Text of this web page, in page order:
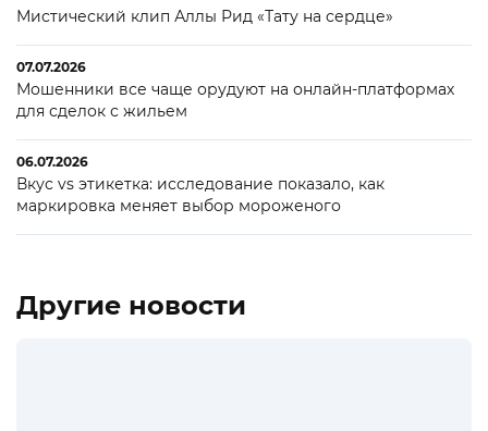
Мистический клип Аллы Рид «Тату на сердце»
07.07.2026
Мошенники все чаще орудуют на онлайн-платформах
для сделок с жильем
06.07.2026
Вкус vs этикетка: исследование показало, как
маркировка меняет выбор мороженого
Другие новости